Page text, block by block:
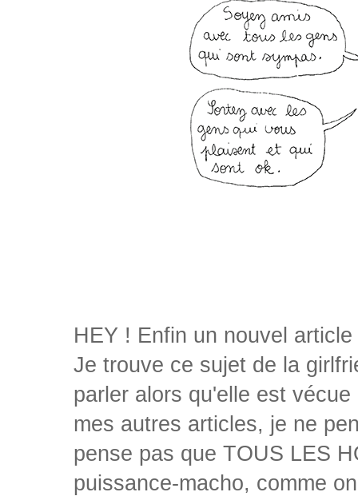
HEY ! Enfin un nouvel
Je trouve ce sujet de la
parler alors qu'elle est
mes autres articles, je ne
pense pas que TOUS LES
puissance-macho, comme